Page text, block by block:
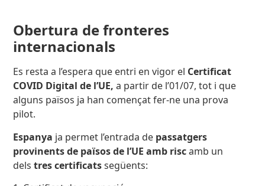
Obertura de fronteres
internacionals
Es resta a l’espera que entri en vigor el Certificat
COVID Digital de l’UE,a partir de l’01/07, tot i que
alguns països ja han començat fer-ne una prova
pilot.
Espanya ja permet l’entrada de passatgers
provinents de països de l’UE amb riscamb un
delstres certificatssegüents: